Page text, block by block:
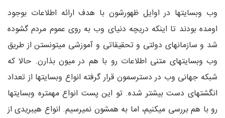
وب وبسایتها در اوایل ظهورشون با هدف ارائه اطلاعات بوجود
اومده بودند تا اینکه دریچه دنیای وب به روی عموم مردم گشوده
شد و سازمانهای دولتی و تحقیقاتی و آموزشی میتونستن از طریق
وب وبسایتهای متنی اطلاعات رو با هم در میون بذارن. حالا که
شبکه جهانی وب در دسترسمون قرار گرفته انواع وبسایتها از تعداد
انگشتهای دست بیشتر شده. تو این پست انواع مهمتره وبسایتها
رو با هم بررسی میکنیم، اما به همشون نمیرسیم. انواع هیبریدی از